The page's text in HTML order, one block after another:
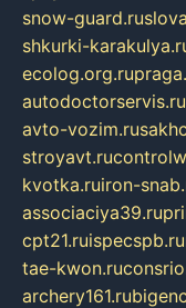
snow-guard.ru
shkurki-
ecolog.org.ru
autodoctorservis.ru
avto-vozim.ru
stroyavt.ru
kvotka.ruiron-
associaciya39.ru
cpt21.ruispecspb.ru
tae-kwon.ru
archery161.ru